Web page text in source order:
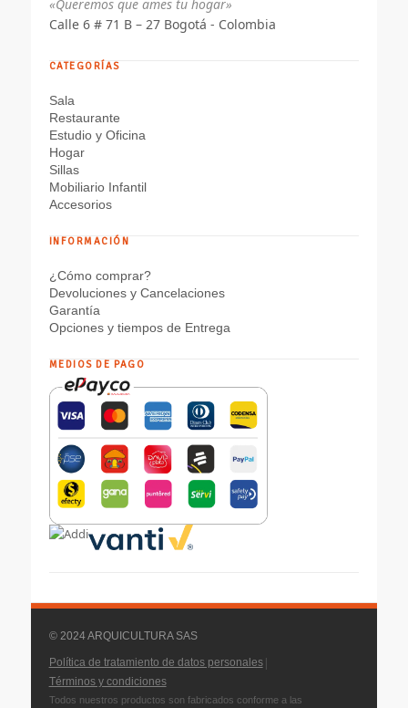
«Queremos que ames tu hogar»
Calle 6 # 71 B – 27 Bogotá - Colombia
CATEGORÍAS
Sala
Restaurante
Estudio y Oficina
Hogar
Sillas
Mobiliario Infantil
Accesorios
INFORMACIÓN
¿Cómo comprar?
Devoluciones y Cancelaciones
Garantía
Opciones y tiempos de Entrega
MEDIOS DE PAGO
© 2024 ARQUICULTURA SAS
Política de tratamiento de datos personales|
Términos y condiciones
Todos nuestros productos son fabricados conforme a las